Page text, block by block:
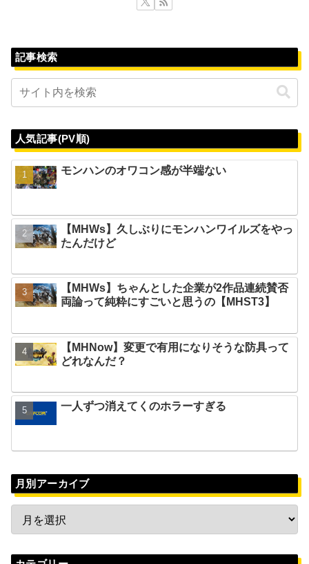
記事検索
人気記事(PV順)
モンハンのオワコン感が半端ない
【MHWs】久しぶりにモンハンワイルズをやっ
たんだけど
【MHWs】ちゃんとした企業が2作品連続賛否
両論って純粋にすごいと思うの【MHST3】
【MHNow】変更で有用になりそうな防具って
どれなんだ？
一人ずつ消えてくのホラーすぎる
月別アーカイブ